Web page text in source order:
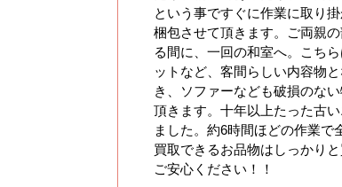
という事ですぐに作業に取り
梱包させて頂きます。ご両親
る間に、一回の和室へ。こち
ットなど、客間らしい内容物
き、ソファーなども破損のな
頂きます。十年以上たった古
ました。約6時間ほどの作業で
買取できるお品物はしっかり
ご安心ください！！